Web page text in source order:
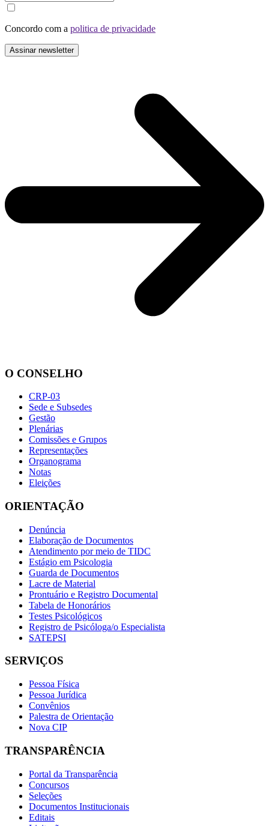
Concordo com a politica de privacidade
O CONSELHO
CRP-03
Sede e Subsedes
Gestão
Plenárias
Comissões e Grupos
Representações
Organograma
Notas
Eleições
ORIENTAÇÃO
Denúncia
Elaboração de Documentos
Atendimento por meio de TIDC
Estágio em Psicologia
Guarda de Documentos
Lacre de Material
Prontuário e Registro Documental
Tabela de Honorários
Testes Psicológicos
Registro de Psicóloga/o Especialista
SATEPSI
SERVIÇOS
Pessoa Física
Pessoa Jurídica
Convênios
Palestra de Orientação
Nova CIP
TRANSPARÊNCIA
Portal da Transparência
Concursos
Seleções
Documentos Institucionais
Editais